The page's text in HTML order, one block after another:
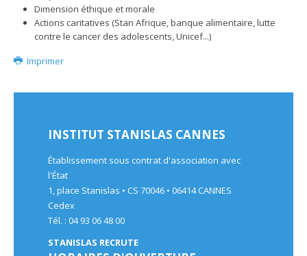
Dimension éthique et morale
Actions caritatives (Stan Afrique, banque alimentaire, lutte
contre le cancer des adolescents, Unicef...)
Imprimer
INSTITUT STANISLAS CANNES
Établissement sous contrat d'association avec
l'État
1, place Stanislas • CS 70046 • 06414 CANNES
Cedex
Tél. : 04 93 06 48 00
STANISLAS RECRUTE